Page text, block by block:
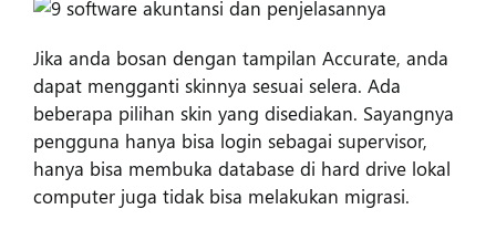
Jika anda bosan dengan tampilan Accurate, anda
dapat mengganti skinnya sesuai selera. Ada
beberapa pilihan skin yang disediakan. Sayangnya
pengguna hanya bisa login sebagai supervisor,
hanya bisa membuka database di hard drive lokal
computer juga tidak bisa melakukan migrasi.